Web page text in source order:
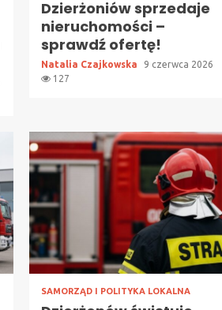
Dzierżoniów sprzedaje
nieruchomości –
sprawdź ofertę!
Natalia Czajkowska
9 czerwca 2026
127
SAMORZĄD I POLITYKA LOKALNA